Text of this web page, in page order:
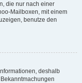
die nur nach einer
Mailboxen, mit einem
benutze den
deshalb